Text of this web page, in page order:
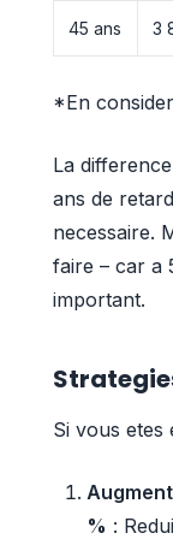
45 ans 3
*En
La
ans de
necessaire.
faire – car a
important.
Si vous etes
% :